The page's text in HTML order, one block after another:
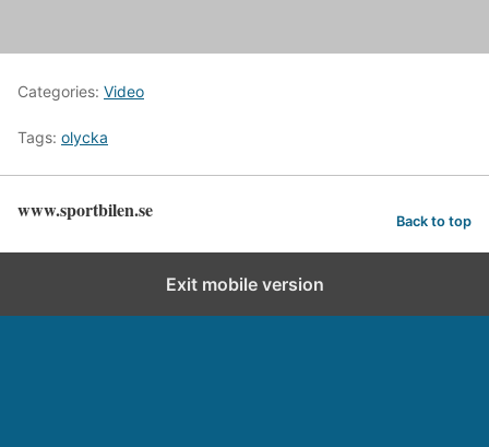
Categories: Video
Tags: olycka
www.sportbilen.se Back to top
Exit mobile version